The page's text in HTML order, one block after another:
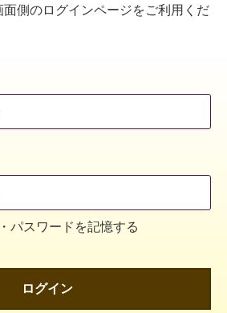
側のログインページをご利用くだ
パスワードを記憶する
ログイン